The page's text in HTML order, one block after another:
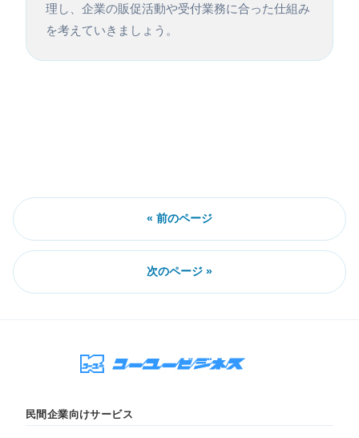
理し、企業の販促活動や受付業務に合った仕組み
を考えていきましょう。
« 前のページ
次のページ »
民間企業向けサービス